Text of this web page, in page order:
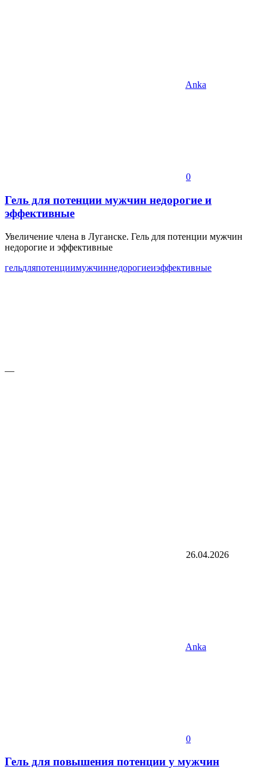
Anka
0
Гель для потенции мужчин недорогие и
эффективные
Увеличение члена в Луганске. Гель для потенции мужчин
недорогие и эффективные
гельдляпотенциимужчиннедорогиеиэффективные
—
26.04.2026
Anka
0
Гель для повышения потенции у мужчин